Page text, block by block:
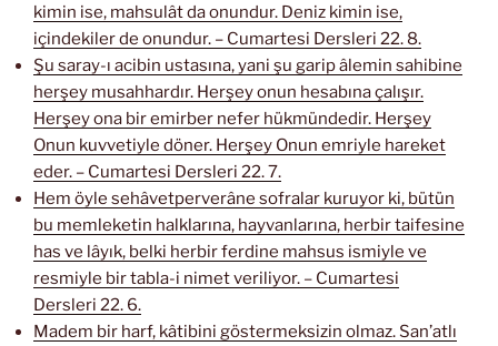
kimin ise, mahsulât da onundur. Deniz kimin ise,
içindekiler de onundur. – Cumartesi Dersleri 22. 8.
Şu saray-ı acibin ustasına, yani şu garip âlemin sahibine
herşey musahhardır. Herşey onun hesabına çalışır.
Herşey ona bir emirber nefer hükmündedir. Herşey
Onun kuvvetiyle döner. Herşey Onun emriyle hareket
eder. – Cumartesi Dersleri 22. 7.
Hem öyle sehâvetperverâne sofralar kuruyor ki, bütün
bu memleketin halklarına, hayvanlarına, herbir taifesine
has ve lâyık, belki herbir ferdine mahsus ismiyle ve
resmiyle bir tabla-i nimet veriliyor. – Cumartesi
Dersleri 22. 6.
Madem bir harf, kâtibini göstermeksizin olmaz. San’atlı